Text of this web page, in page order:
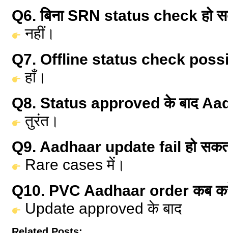
Q6. बिना SRN status check हो
नहीं।
Q7. Offline status check
हाँ।
Q8. Status approved के बाद
तुरंत।
Q9. Aadhaar update fail हो
Rare cases में।
Q10. PVC Aadhaar order कब
Update approved के बाद